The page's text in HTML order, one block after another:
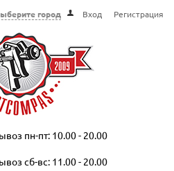
город Вход Регистрация
пн-пт: 10.00 - 20.00
сб-вс: 11.00 - 20.00